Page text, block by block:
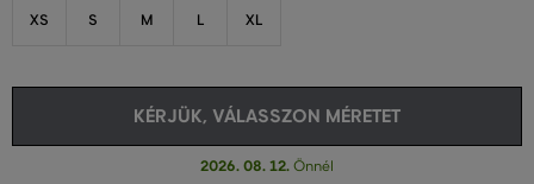
XS S M L XL
KÉRJÜK, VÁLASSZON MÉRETET
2026. 08. 12. Önnél